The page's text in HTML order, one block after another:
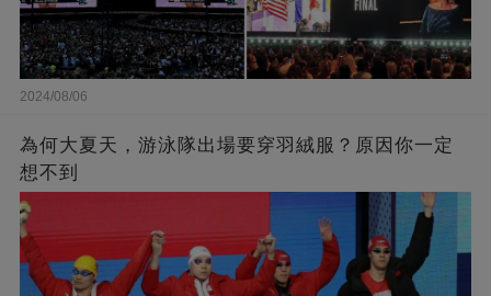
2024/08/06
為何大夏天，游泳隊出場要穿羽絨服？原因你一定
想不到